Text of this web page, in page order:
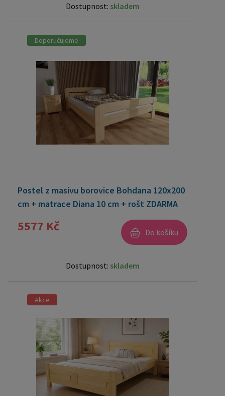
Dostupnost: skladem
Doporučujeme
Postel z masivu borovice Bohdana 120x200
cm + matrace Diana 10 cm + rošt ZDARMA
5577 Kč Do košíku
Dostupnost: skladem
Akce